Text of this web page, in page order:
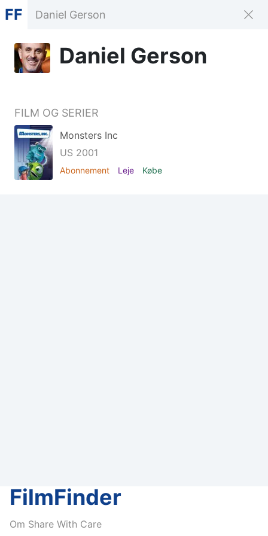
FF
Daniel Gerson
FILM OG SERIER
Monsters Inc
US 2001
Abonnement Leje Købe
FilmFinder
Om Share With Care